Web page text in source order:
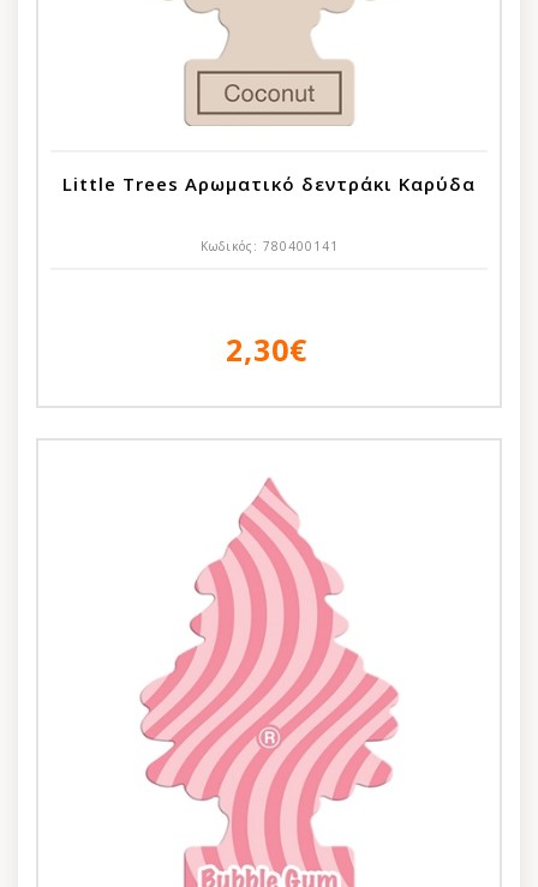
Little Trees Αρωματικό δεντράκι Καρύδα
Κωδικός: 780400141
2,30€